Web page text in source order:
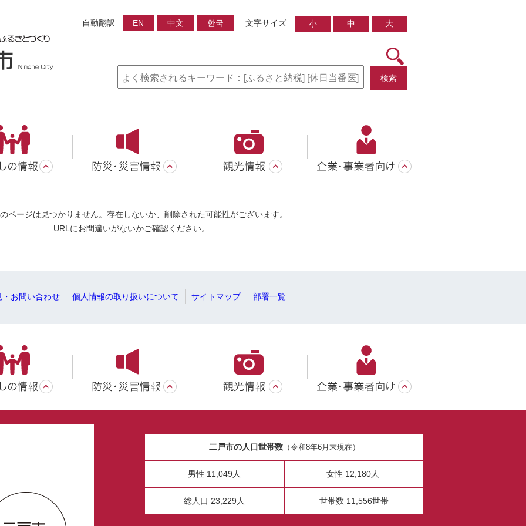
自動翻訳 EN 中文 한국 文字サイズ 小 中 大
検索
ページは見つかりません。存在しないか、削除された可能性がございます。
URLにお間違いがないかご確認ください。
・お問い合わせ 個人情報の取り扱いについて サイトマップ 部署一覧
二戸市の人口世帯数（令和8年6月末現在）
男性 11,049人 女性 12,180人
総人口 23,229人 世帯数 11,556世帯